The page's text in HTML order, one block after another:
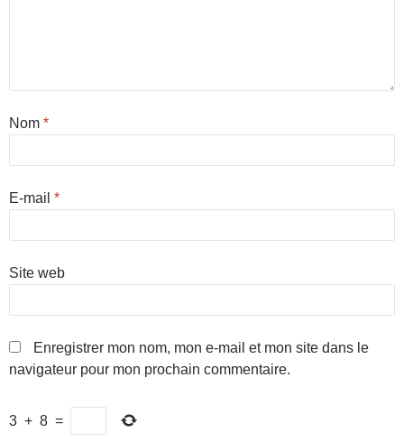
Nom *
E-mail *
Site web
Enregistrer mon nom, mon e-mail et mon site dans le
navigateur pour mon prochain commentaire.
3 + 8 =